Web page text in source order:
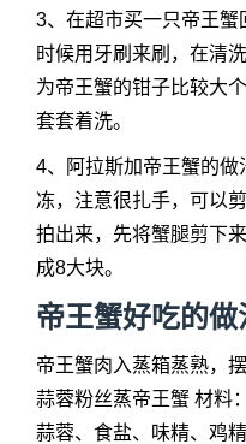
3、在超市买一只帝王
时候用牙刷来刷，在清
为帝王蟹的钳子比较大
套套着洗。
4、阿拉斯加帝王蟹的
冻，注意很扎手，可以
拍出来，先将蟹腿剪下
成8大块。
帝王蟹好吃的
帝王蟹肉入蒸箱蒸熟，
蒜蓉粉丝蒸帝王蟹 材料
蒜蓉、食盐、味精、鸡